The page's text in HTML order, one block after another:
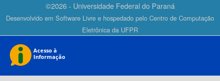
©2026 - Universidade Federal do Paraná
Desenvolvido em Software Livre e hospedado pelo Centro de Computação
Eletrônica da UFPR